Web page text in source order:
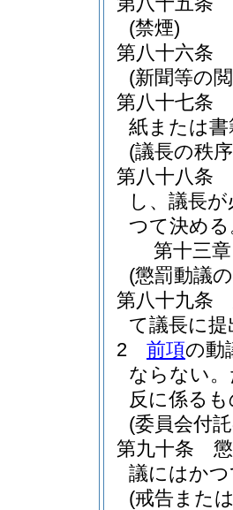
(禁煙)
第八十六条
(新聞等の
第八十七条
紙または
(議長の秩
第八十八条
し、議長
つて決める
第十三章
(懲罰動議
第八十九条
て議長に
2
前項の動
ならない。
反に係る
(委員会付
第九十条
議にはか
(戒告また